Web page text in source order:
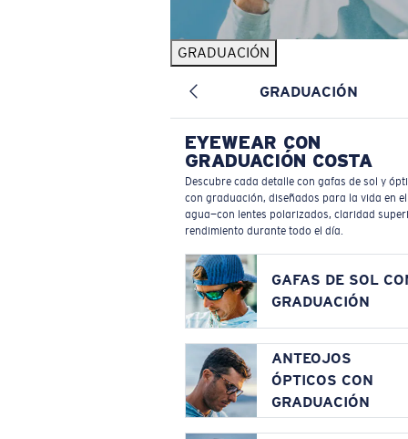
GRADUACIÓN
GRADUACIÓN
EYEWEAR CON
GRADUACIÓN COSTA
Descubre cada detalle con gafas de sol y
con graduación, diseñados para la vida en el
agua—con lentes polarizados, claridad
rendimiento durante todo el día.
GAFAS DE SOL
GRADUACIÓN
ANTEOJOS
ÓPTICOS CON
GRADUACIÓN